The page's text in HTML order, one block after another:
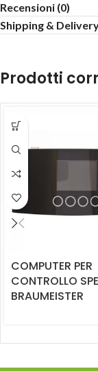
Recensioni (0)
Shipping &
Prodotti
COMPUTER PER
CONTROLLO
BRAUMEISTER